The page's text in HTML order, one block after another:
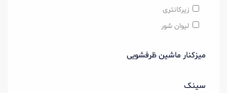
زیرکانتری
لیوان شور
میزکنار ماشین ظرفشویی
سینک